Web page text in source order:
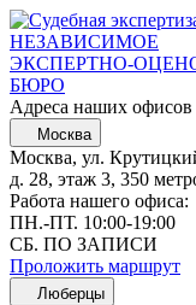
НЕЗАВИСИМОЕ
ЭКСПЕРТНО-
БЮРО
Адреса наших офисов
Москва
Москва, ул.
д. 28, этаж 3, 350
Работа нашего офиса:
ПН.-ПТ. 10:00-19:00
СБ. ПО ЗАПИСИ
Проложить маршрут
Люберцы